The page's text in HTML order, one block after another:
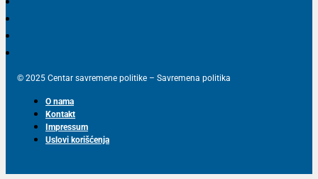
© 2025 Centar savremene politike – Savremena politika
O nama
Kontakt
Impressum
Uslovi korišćenja